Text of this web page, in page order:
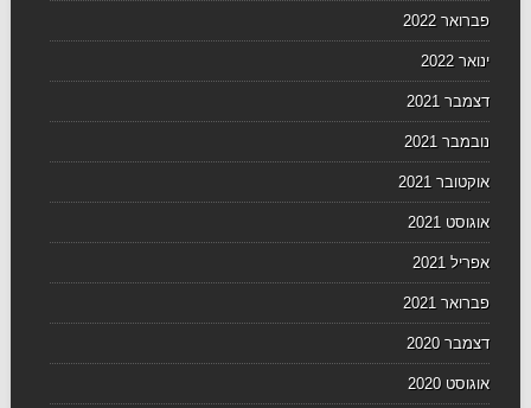
פברואר 2022
ינואר 2022
דצמבר 2021
נובמבר 2021
אוקטובר 2021
אוגוסט 2021
אפריל 2021
פברואר 2021
דצמבר 2020
אוגוסט 2020